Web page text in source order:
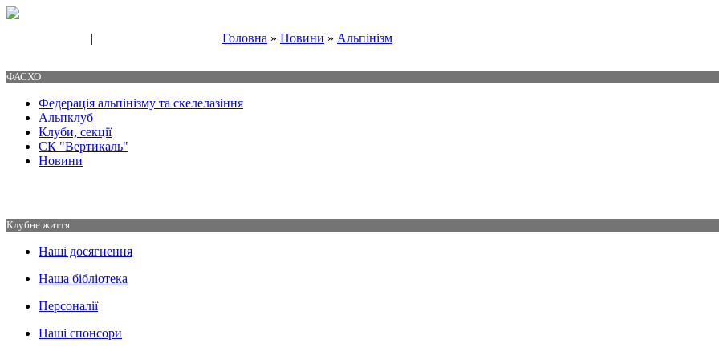
| Головна » Новини » Альпінізм
ФАСХО
Федерація альпінізму та скелелазіння
Альпклуб
Клуби, секції
СК "Вертикаль"
Новини
Клубне життя
Наші досягнення
Наша бібліотека
Персоналії
Наші спонсори